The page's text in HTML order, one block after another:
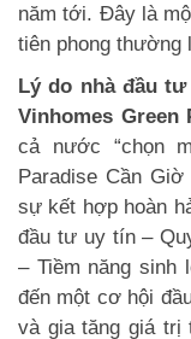
năm tới. Đây là
tiên phong thường
Lý do nhà đầu
Vinhomes Green
cả nước “chọn
Paradise Cần
sự kết hợp hoàn
đầu tư uy tín –
– Tiềm năng sinh
đến một cơ hội
và gia tăng giá trị